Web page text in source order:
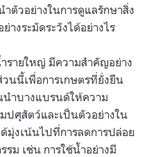
ตัวอย่างในการดูแลรักษาสิ่ง
งระมัดระวังได้อย่างไร
รายใหญ่ มีความสำคัญอย่าง
นนี้เพื่อการเกษตรที่ยั่งยืน
ำบางแบรนด์ให้ความ
ปศุสัตว์และเป็นตัวอย่างใน
มุ่งเน้นไปที่การลดการปล่อย
ม เช่น การใช้น้ำอย่างมี